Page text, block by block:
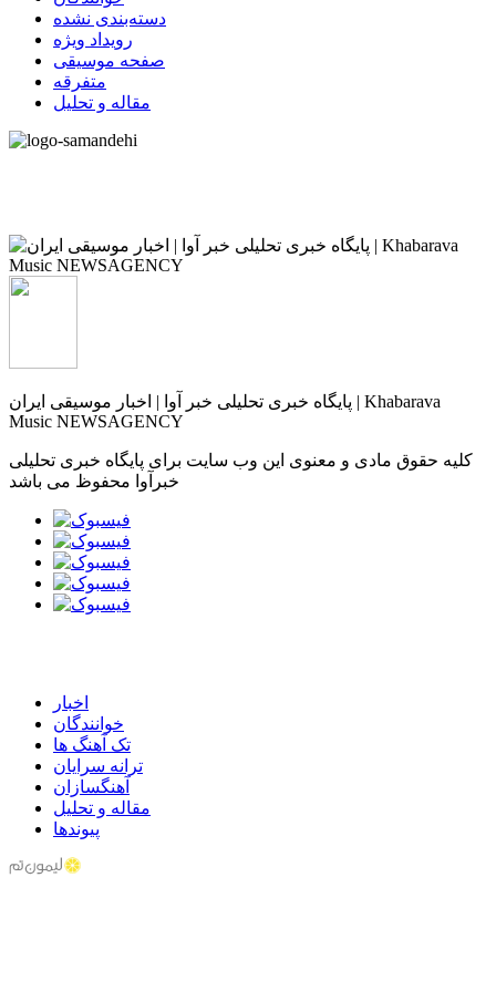
دسته‌بندی نشده
رویداد ویژه
صفحه موسیقی
متفرقه
مقاله و تحلیل
پایگاه خبری تحلیلی خبر آوا | اخبار موسیقی ایران | Khabarava
Music NEWSAGENCY
کلیه حقوق مادی و معنوی این وب سایت برای پایگاه خبری تحلیلی
خبرآوا محفوظ می باشد
اخبار
خوانندگان
تک آهنگ ها
ترانه سرایان
آهنگسازان
مقاله و تحلیل
پیوندها